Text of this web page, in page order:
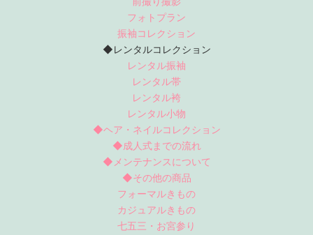
フォトプラン
振袖コレクション
◆レンタルコレクション
レンタル振袖
レンタル帯
レンタル袴
レンタル小物
◆ヘア・ネイルコレクション
◆成人式までの流れ
◆メンテナンスについて
◆その他の商品
フォーマルきもの
カジュアルきもの
七五三・お宮参り